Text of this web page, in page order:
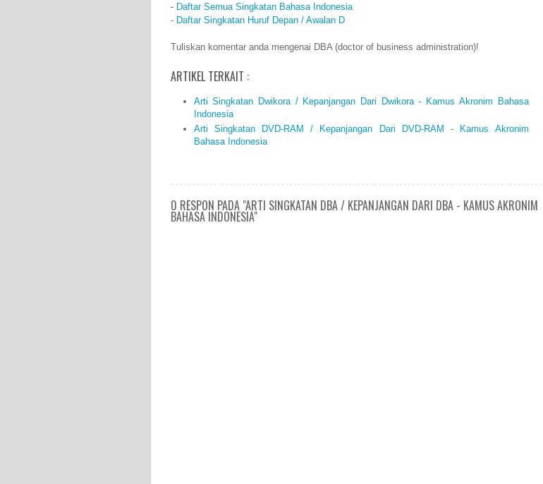
- Daftar Semua Singkatan Bahasa Indonesia
- Daftar Singkatan Huruf Depan / Awalan D
Tuliskan komentar anda mengenai DBA (doctor of business administration)!
ARTIKEL TERKAIT :
Arti Singkatan Dwikora / Kepanjangan Dari Dwikora - Kamus Akronim Bahasa
Indonesia
Arti Singkatan DVD-RAM / Kepanjangan Dari DVD-RAM - Kamus Akronim
Bahasa Indonesia
0 RESPON PADA "ARTI SINGKATAN DBA / KEPANJANGAN DARI DBA - KAMUS AKRONIM
BAHASA INDONESIA"